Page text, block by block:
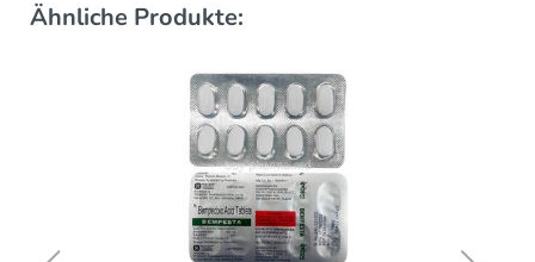
Ähnliche Produkte: